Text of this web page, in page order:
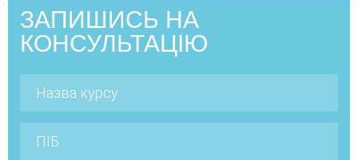
ЗАПИШИСЬ НА
КОНСУЛЬТАЦІЮ